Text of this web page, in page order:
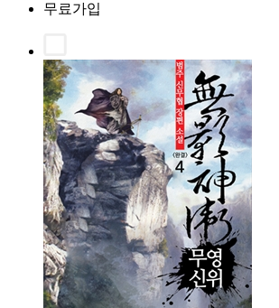
무료가입